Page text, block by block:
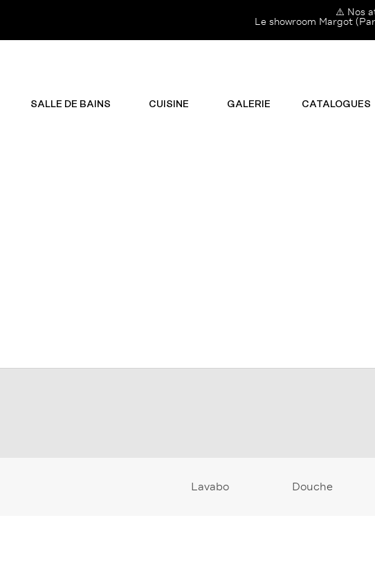
⚠️ Nos
Le showroom Margot
SALLE DE BAINS CUISINE GALERIE CATALOGUES
Lavabo Douche